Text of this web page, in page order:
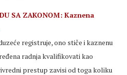
SA ZAKONOM: Kaznena
registruje, ono stiče i kaznenu
radnja kvalifikovati kao
prestup zavisi od toga koliku